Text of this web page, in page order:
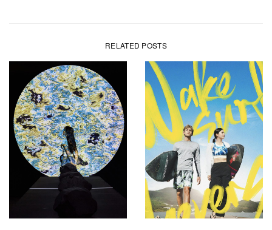
RELATED POSTS